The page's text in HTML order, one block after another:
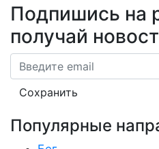
Подпишись на
получай
Email
Сохранить
Популярные